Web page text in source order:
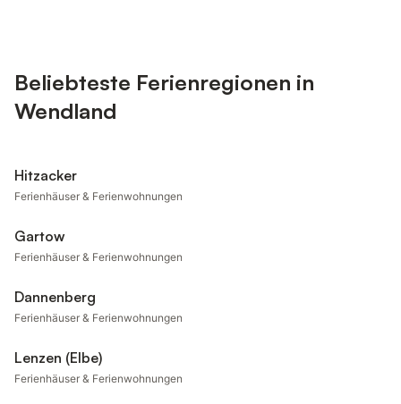
Beliebteste Ferienregionen in
Wendland
Hitzacker
Ferienhäuser & Ferienwohnungen
Gartow
Ferienhäuser & Ferienwohnungen
Dannenberg
Ferienhäuser & Ferienwohnungen
Lenzen (Elbe)
Ferienhäuser & Ferienwohnungen